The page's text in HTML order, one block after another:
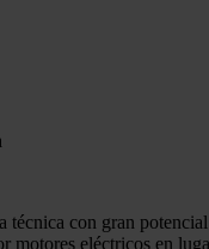
técnica con gran
motores eléctricos en